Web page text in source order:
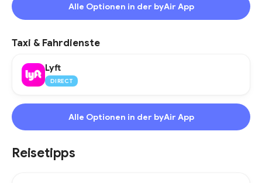
Alle Optionen in der byAir App
Taxi & Fahrdienste
Lyft
DIRECT
Alle Optionen in der byAir App
Reisetipps